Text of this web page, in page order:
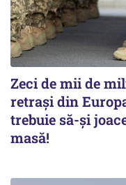
Zeci de mii de
retrași din
trebuie să-și
masă!